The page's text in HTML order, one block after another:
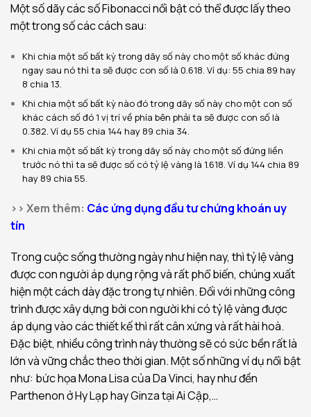
Một số dãy các số Fibonacci nổi bật có thể được lấy theo
một trong số các cách sau:
Khi chia một số bất kỳ trong dãy số này cho một số khác đứng
ngay sau nó thì ta sẽ được con số là 0.618. Ví dụ: 55 chia 89 hay
8 chia 13.
Khi chia một số bất kỳ nào đó trong dãy số này cho một con số
khác cách số đó 1 vị trí về phía bên phải ta sẽ được con số là
0.382. Ví dụ 55 chia 144 hay 89 chia 34.
Khi chia một số bất kỳ trong dãy số này cho một số đứng liền
trước nó thì ta sẽ được số có tỷ lệ vàng là 1.618. Ví dụ 144 chia 89
hay 89 chia 55.
>> Xem thêm: Các ứng dụng đầu tư chứng khoán uy
tín
Trong cuộc sống thường ngày như hiện nay, thì tỷ lệ vàng
được con người áp dụng rộng và rất phổ biến, chúng xuất
hiện một cách dày đặc trong tự nhiên. Đối với những công
trình được xây dựng bởi con người khi có tỷ lệ vàng được
áp dụng vào các thiết kế thì rất cân xứng và rất hài hoà.
Đặc biệt, nhiều công trình này thường sẽ có sức bền rất là
lớn và vững chắc theo thời gian. Một số những ví dụ nổi bật
như: bức họa Mona Lisa của Da Vinci, hay như đền
Parthenon ở Hy Lạp hay Ginza tại Ai Cập,…